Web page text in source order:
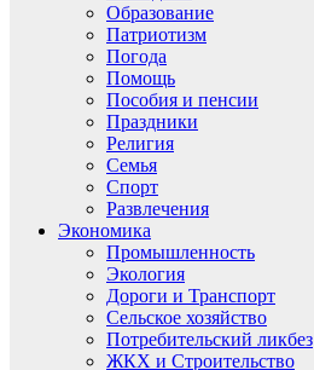
Образование
Патриотизм
Погода
Помощь
Пособия и пенсии
Праздники
Религия
Семья
Спорт
Развлечения
Экономика
Промышленность
Экология
Дороги и Транспорт
Сельское хозяйство
Потребительский ликбез
ЖКХ и Строительство